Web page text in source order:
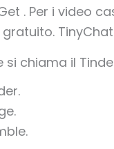
. Per i video
si chiama il